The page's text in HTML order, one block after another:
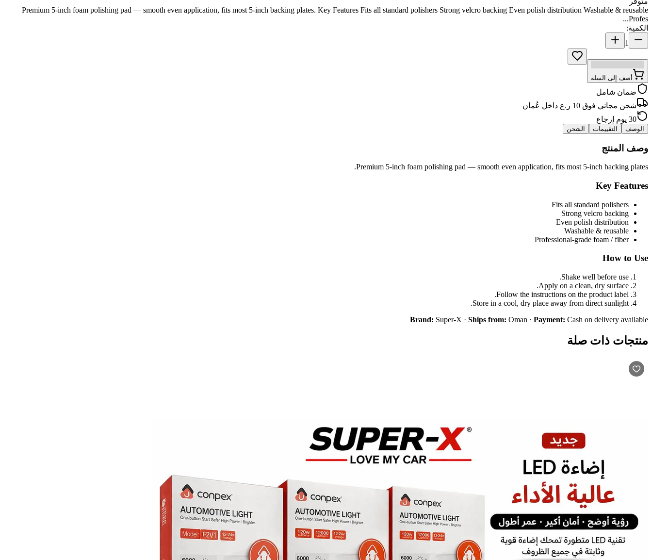
Premium 5-inch foam polishing pad — smooth even application, fits most 5-inch backing plates. Key Features Fits all standard polishers Strong velcro backing Even polish distribution Washable & reusable
Profes...
الكمية:
1
أضف إلى السلة
ضمان شامل
شحن مجاني فوق 10 ر.ع داخل عُمان
الوصف التقييمات الشحن
وصف المنتج
Premium 5-inch foam polishing pad — smooth even application, fits most 5-inch backing plates.
Key Features
Fits all standard polishers
Even polish distribution
Washable & reusable
Professional-grade foam / fiber
How to Use
Shake well before use.
Follow the instructions on the product label.
Store in a cool, dry place away from direct sunlight.
Ships from:Oman ·Payment:Cash on delivery available
منتجات ذات صلة